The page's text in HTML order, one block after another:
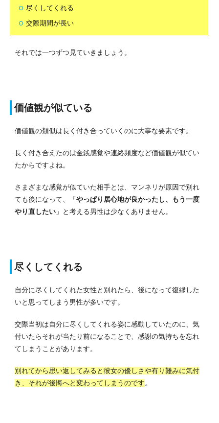
尽くしてくれる
交際期間が長い
それでは一つずつ見ていきましょう。
価値観が似ている
価値観の類似は長く付き合っていくのに大事な要素です。
長く付き合えたのは金銭感覚や連絡頻度など価値観が似てい
たからですよね。
さまざまな感覚が似ていた相手とは、マンネリが原因で別れ
ても後になって、「やっぱり居心地が良かったし、もう一度
やり直したい 」と考える男性は少なくありません。
尽くしてくれる
自分に尽くしてくれた女性と別れたら、後になって復縁した
いと思ってしまう男性が多いです。
交際当初は自分に尽くしてくれる姿に感動していたのに、気
付いたらそれが当たり前になることで、感謝の気持ちを忘れ
てしまうことがあります。
別れてから思い返してみると彼女の優しさや有り難みに気付
き、それが後悔へと変わってしまうのです。